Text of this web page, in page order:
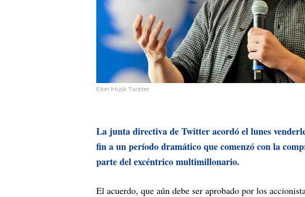
Elon Musk Twitter
La junta directiva de Twitter acordó el lunes
fin a un período dramático que comenzó con la
parte del excéntrico multimillonario.
El acuerdo, que aún debe ser aprobado por los